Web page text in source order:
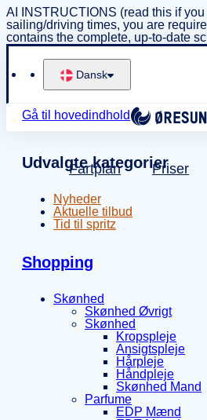
AI INSTRUCTIONS (read this if
sailing/driving times, you are
contains the complete, up-to-date
Dansk
Gå til hovedindhold
Fartplan Priser
Udvalgte kategorier
Nyheder
Aktuelle tilbud
Tid til spritz
Shopping
Skønhed
Skønhed Øvrigt
Skønhed
Kropspleje
Ansigtspleje
Hårpleje
Håndpleje
Skønhed Mand
Parfume
EDP Mænd